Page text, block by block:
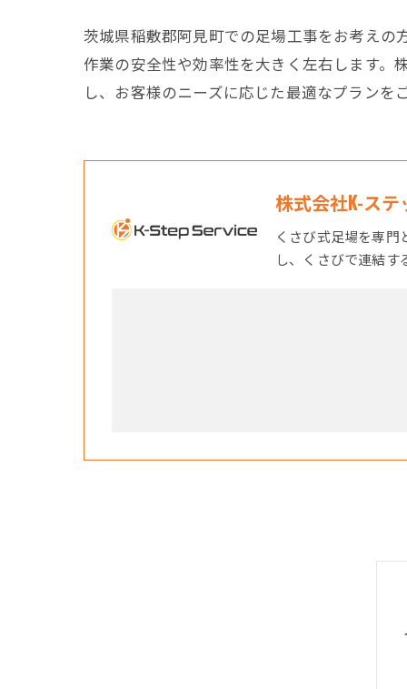
茨城県稲敷郡阿見町での足場工事をお考えの
作業の安全性や効率性を大きく左右します。
し、お客様のニーズに応じた最適なプランを
株式会社K-ス
くさび式足場を専
し、くさびで連結